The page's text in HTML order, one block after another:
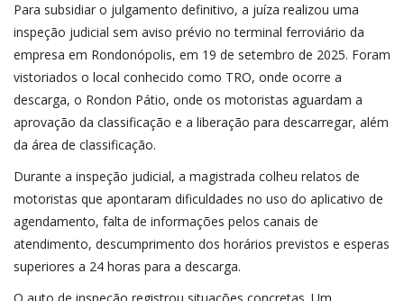
Para subsidiar o julgamento definitivo, a juíza realizou uma
inspeção judicial sem aviso prévio no terminal ferroviário da
empresa em Rondonópolis, em 19 de setembro de 2025. Foram
vistoriados o local conhecido como TRO, onde ocorre a
descarga, o Rondon Pátio, onde os motoristas aguardam a
aprovação da classificação e a liberação para descarregar, além
da área de classificação.
Durante a inspeção judicial, a magistrada colheu relatos de
motoristas que apontaram dificuldades no uso do aplicativo de
agendamento, falta de informações pelos canais de
atendimento, descumprimento dos horários previstos e esperas
superiores a 24 horas para a descarga.